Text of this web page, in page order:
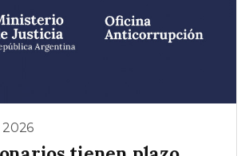
2026